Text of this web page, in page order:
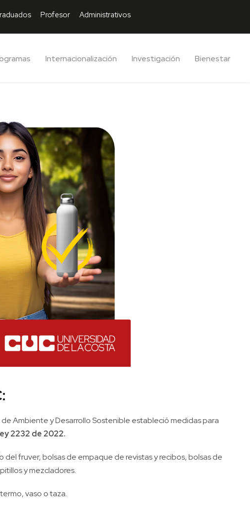
Profesor Administrativos
Internacionalización Investigación Bienestar
Ambiente y Desarrollo Sostenible estableció medidas para
2232 de 2022.
fruver, bolsas de empaque de revistas y recibos, bolsas de
y mezcladores.
vaso o taza.